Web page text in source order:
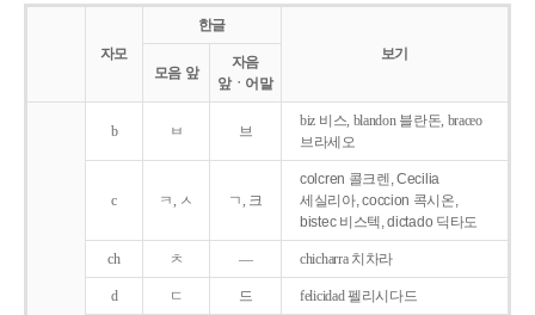
자모
한글
보기
모음 앞
자음
앞ㆍ어말
b ㅂ 브
biz 비스, blandon 블란돈, braceo
브라세오
c ㅋ, ㅅ ㄱ, 크
colcren 콜크렌, Cecilia
세실리아, coccion 콕시온,
bistec 비스텍, dictado 딕타도
ch ㅊ ― chicharra 치차라
d ㄷ 드 felicidad 펠리시다드